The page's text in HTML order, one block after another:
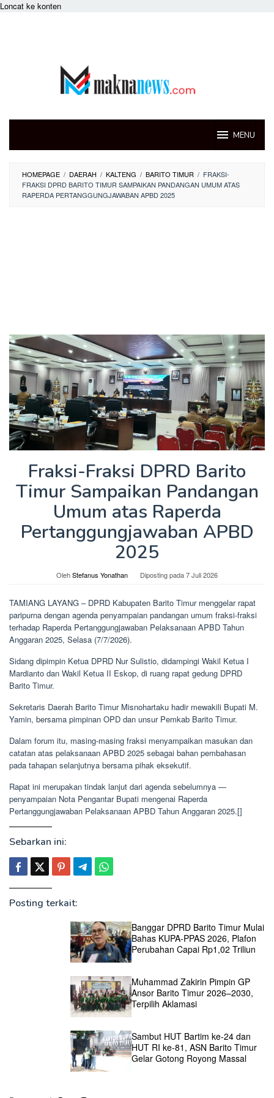
Loncat ke konten
MENU
HOMEPAGE / DAERAH / KALTENG / BARITO TIMUR / FRAKSI-
FRAKSI DPRD BARITO TIMUR SAMPAIKAN PANDANGAN UMUM ATAS
RAPERDA PERTANGGUNGJAWABAN APBD 2025
Fraksi-Fraksi DPRD Barito
Timur Sampaikan Pandangan
Umum atas Raperda
Pertanggungjawaban APBD
2025
OlehStefanus Yonathan Diposting pada7 Juli 2026
TAMIANG LAYANG – DPRD Kabupaten Barito Timur menggelar rapat
paripurna dengan agenda penyampaian pandangan umum fraksi-fraksi
terhadap Raperda Pertanggungjawaban Pelaksanaan APBD Tahun
Anggaran 2025, Selasa (7/7/2026).
Sidang dipimpin Ketua DPRD Nur Sulistio, didampingi Wakil Ketua I
Mardianto dan Wakil Ketua II Eskop, di ruang rapat gedung DPRD
Barito Timur.
Sekretaris Daerah Barito Timur Misnohartaku hadir mewakili Bupati M.
Yamin, bersama pimpinan OPD dan unsur Pemkab Barito Timur.
Dalam forum itu, masing-masing fraksi menyampaikan masukan dan
catatan atas pelaksanaan APBD 2025 sebagai bahan pembahasan
pada tahapan selanjutnya bersama pihak eksekutif.
Rapat ini merupakan tindak lanjut dari agenda sebelumnya —
penyampaian Nota Pengantar Bupati mengenai Raperda
Pertanggungjawaban Pelaksanaan APBD Tahun Anggaran 2025.[]
Sebarkan ini:
Posting terkait:
Banggar DPRD Barito Timur Mulai
Bahas KUPA-PPAS 2026, Plafon
Perubahan Capai Rp1,02 Triliun
Muhammad Zakirin Pimpin GP
Ansor Barito Timur 2026–2030,
Terpilih Aklamasi
Sambut HUT Bartim ke-24 dan
HUT RI ke-81, ASN Barito Timur
Gelar Gotong Royong Massal